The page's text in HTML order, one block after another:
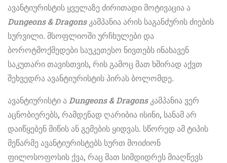
ავანტიურისტის ყველაზე ძირითადი მოტივაცია ა
Dungeons & Dragonsკამპანია არის საგანძურის ძიების
სურვილი. მსოფლიოში ურჩხულები და
ბოროტმოქმედები საუკეთესო ნივთებს ინახავენ
საკუთარი თავისთვის, რის გამოც მათ ხშირად აქვთ
შეხვედრა ავანტიურისტის პირას ბოლომდე.
ავანტიურისტი ა Dungeons & Dragonsკამპანია ვერ
აცნობიერებს, რამდენად ღარიბია ისინი, სანამ არ
დაიწყებენ მიწის ან გემების ყიდვას. სწორედ ამ ტიპის
მეწარმე ავანტიურისტებს სურთ მოიძიონ
ფილოსოფოსის ქვა, რაც მათ სიმდიდრეს მიაღწევს